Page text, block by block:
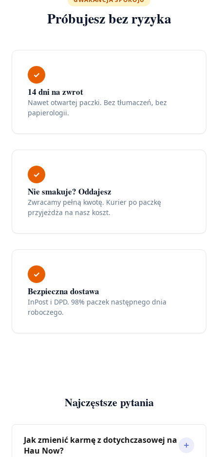
Próbujesz bez ryzyka
✓
14 dni na zwrot
Nawet otwartej paczki. Bez tłumaczeń, bez
papierologii.
✓
Nie smakuje? Oddajesz
Zwracamy pełną kwotę. Kurier po paczkę
przyjeżdża na nasz koszt.
✓
Bezpieczna dostawa
InPost i DPD. 98% paczek następnego dnia
roboczego.
Najczęstsze pytania
Jak zmienić karmę z dotychczasowej na
Hau Now?